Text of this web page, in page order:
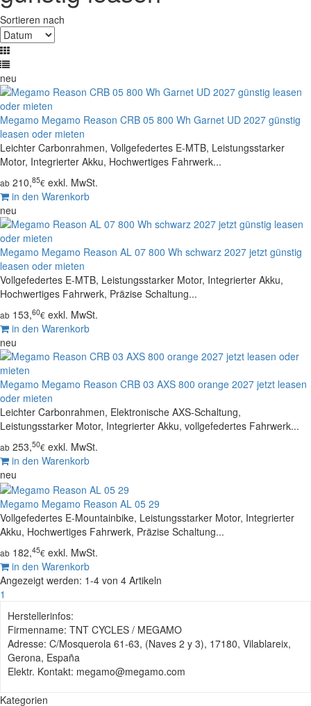
Sortieren nach
neu
Megamo Megamo Reason CRB 05 800 Wh Garnet UD 2027 günstig
leasen oder mieten
Leichter Carbonrahmen, Vollgefedertes E-MTB, Leistungsstarker
Motor, Integrierter Akku, Hochwertiges Fahrwerk...
ab 210,85€ exkl. MwSt.
in den Warenkorb
neu
Megamo Megamo Reason AL 07 800 Wh schwarz 2027 jetzt günstig
leasen oder mieten
Vollgefedertes E-MTB, Leistungsstarker Motor, Integrierter Akku,
Hochwertiges Fahrwerk, Präzise Schaltung...
ab 153,60€ exkl. MwSt.
in den Warenkorb
neu
Megamo Megamo Reason CRB 03 AXS 800 orange 2027 jetzt leasen
oder mieten
Leichter Carbonrahmen, Elektronische AXS-Schaltung,
Leistungsstarker Motor, Integrierter Akku, vollgefedertes Fahrwerk...
ab 253,50€ exkl. MwSt.
in den Warenkorb
neu
Megamo Megamo Reason AL 05 29
Vollgefedertes E-Mountainbike, Leistungsstarker Motor, Integrierter
Akku, Hochwertiges Fahrwerk, Präzise Schaltung...
ab 182,45€ exkl. MwSt.
in den Warenkorb
Angezeigt werden: 1-4 von 4 Artikeln
1
Herstellerinfos:
Firmenname: TNT CYCLES / MEGAMO
Adresse: C/Mosquerola 61-63, (Naves 2 y 3), 17180, Vilablareix,
Gerona, España
Elektr. Kontakt: megamo@megamo.com
Kategorien